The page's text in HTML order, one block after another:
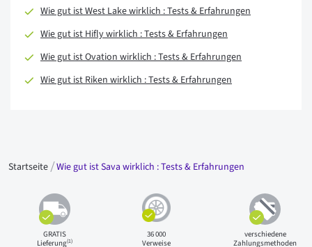
Wie gut ist West Lake wirklich : Tests & Erfahrungen
Wie gut ist Hifly wirklich : Tests & Erfahrungen
Wie gut ist Ovation wirklich : Tests & Erfahrungen
Wie gut ist Riken wirklich : Tests & Erfahrungen
Startseite Wie gut ist Sava wirklich : Tests & Erfahrungen
GRATIS
Lieferung(1)
36 000
Verweise
verschiedene
Zahlungsmethoden